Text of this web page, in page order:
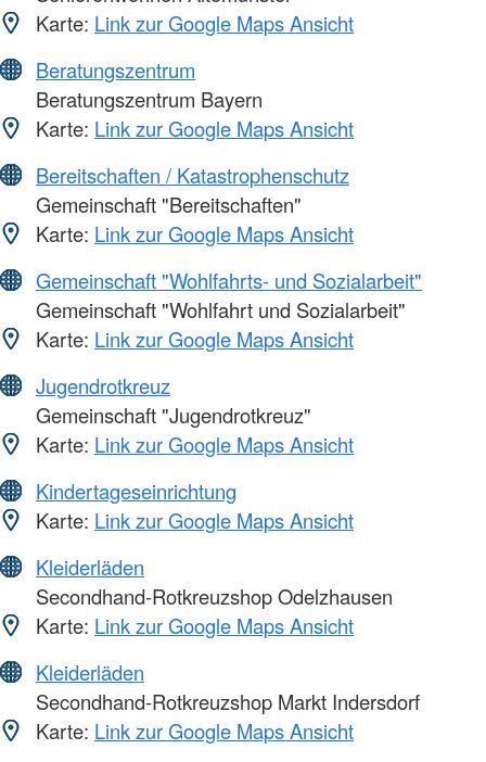
Karte: Link zur Google Maps Ansicht
Beratungszentrum
Beratungszentrum Bayern
Karte: Link zur Google Maps Ansicht
Bereitschaften / Katastrophenschutz
Gemeinschaft "Bereitschaften"
Karte: Link zur Google Maps Ansicht
Gemeinschaft "Wohlfahrts- und Sozialarbeit"
Gemeinschaft "Wohlfahrt und Sozialarbeit"
Karte: Link zur Google Maps Ansicht
Jugendrotkreuz
Gemeinschaft "Jugendrotkreuz"
Karte: Link zur Google Maps Ansicht
Kindertageseinrichtung
Karte: Link zur Google Maps Ansicht
Kleiderläden
Secondhand-Rotkreuzshop Odelzhausen
Karte: Link zur Google Maps Ansicht
Kleiderläden
Secondhand-Rotkreuzshop Markt Indersdorf
Karte: Link zur Google Maps Ansicht